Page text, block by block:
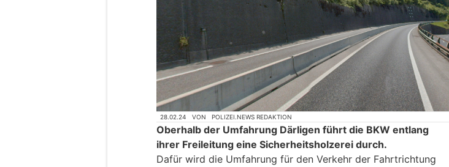
28.02.24 VON POLIZEI.NEWS REDAKTION
Oberhalb der Umfahrung Därligen führt die BKW entlang
ihrer Freileitung eine Sicherheitsholzerei durch.
Dafür wird die Umfahrung für den Verkehr der Fahrtrichtung